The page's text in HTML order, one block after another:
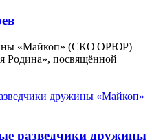
«Майкоп» (СКО ОРЮР)
Родина», посвящённой
разведчики дружины